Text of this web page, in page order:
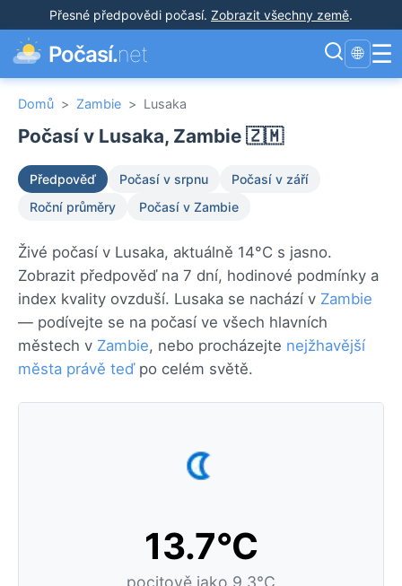
Přesné předpovědi počasí. Zobrazit všechny země.
Počasí.net 🌐 ☰
Domů > Zambie > Lusaka
Počasí v Lusaka, Zambie 🇿🇲
Předpověď Počasí v srpnu
Počasí v září
Roční průměry
Počasí v Zambie
Živé počasí v Lusaka, aktuálně 14°C s jasno.
Zobrazit předpověď na 7 dní, hodinové podmínky a
index kvality ovzduší. Lusaka se nachází v Zambie
— podívejte se na počasí ve všech hlavních
městech v Zambie, nebo procházejte nejžhavější
města právě teďpo celém světě.
13.7°C
pocitově jako 9.3°C